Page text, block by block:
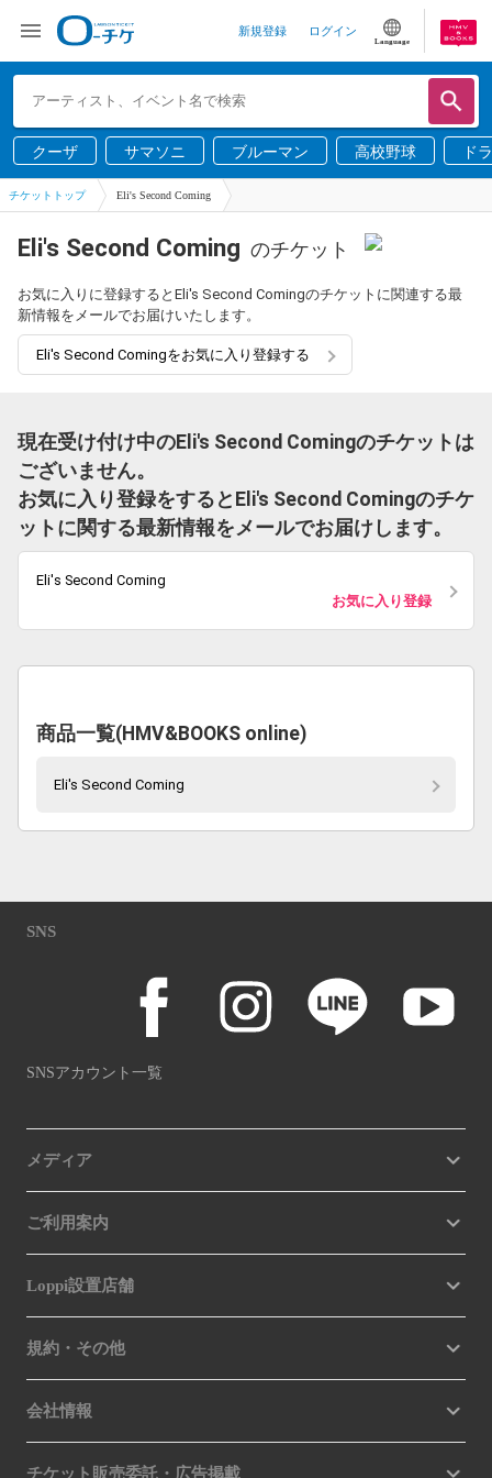
新規登録 ログイン
Language
クーザ サマソニ ブルーマン 高校野球 ド
チケットトップ Eli's Second Coming
Eli's Second Coming のチケット
お気に入りに登録するとEli's Second Comingのチケットに関連する最
新情報をメールでお届けいたします。
Eli's Second Comingをお気に入り登録する
現在受け付け中のEli's Second Comingのチケットは
ございません。
お気に入り登録をするとEli's Second Comingのチケ
ットに関する最新情報をメールでお届けします。
Eli's Second Coming
お気に入り登録
商品一覧(HMV&BOOKS online)
Eli's Second Coming
SNS
SNSアカウント一覧
メディア
ご利用案内
Loppi設置店舗
規約・その他
会社情報
チケット販売委託・広告掲載